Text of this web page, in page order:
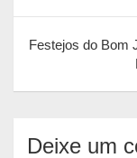
Post
Festejos do Bom
Deixe um